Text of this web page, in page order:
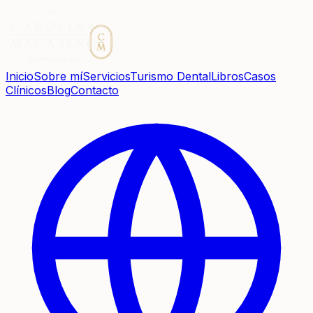
InicioSobre míServiciosTurismo DentalLibrosCasos
ClínicosBlogContacto